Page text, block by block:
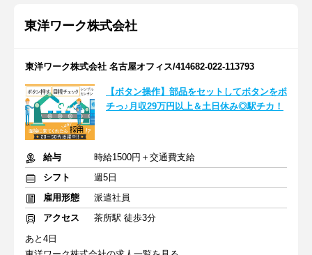
東洋ワーク株式会社
東洋ワーク株式会社 名古屋オフィス/414682-022-113793
【ボタン操作】部品をセットしてボタンをポ
チっ♪月収29万円以上＆土日休み◎駅チカ！
給与
時給1500円＋交通費支給
シフト
週5日
雇用形態
派遣社員
アクセス
茶所駅 徒歩3分
あと4日